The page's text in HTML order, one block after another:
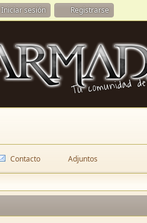
Iniciar sesión Registrarse
Contacto Adjuntos